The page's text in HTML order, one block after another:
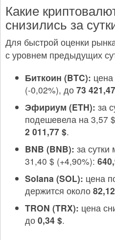
Какие
снизились за
Для быстрой оценки
с уровнем предыдущих
Биткоин (BTC):
(-0,02%), до 73
Эфириум (ETH): за
подешевела на 3,57
2 011,77 $.
BNB (BNB): за
31,40 $ (+4,90%):
Solana (SOL): цена
держится около
TRON (TRX): цена
до 0,34 $.